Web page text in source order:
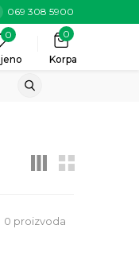
069 308 5900
Korpa
0
0
0 proizvoda